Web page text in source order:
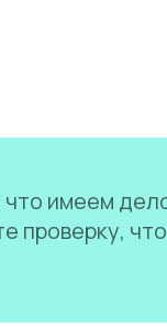
имеем
проверку,